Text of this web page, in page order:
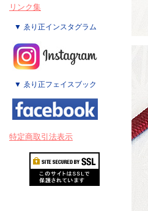
リンク集
▼ ゑり正インスタグラム
▼ ゑり正フェイスブック
特定商取引法表示